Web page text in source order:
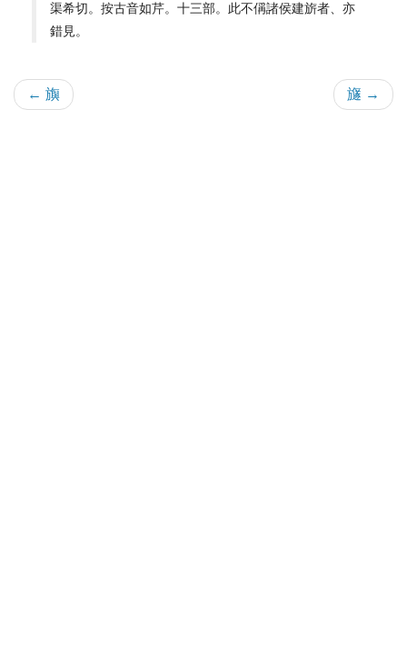
渠希切。按古音如芹。十三部。此不偁諸侯建旂者、亦
錯見。
← 旟 旞 →